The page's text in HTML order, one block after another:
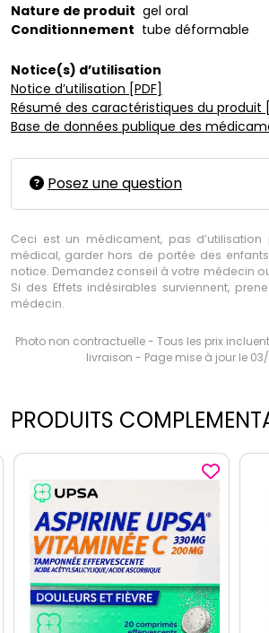
Nature de produit gel oral
Conditionnement tube déformable
Notice(s) d’utilisation
Notice d’utilisation [PDF]
Résumé des caractéristiques du produit
Base de données publique des
Posez une question
Ceci est un médicament, pas
médical, garder hors de portée des
notice. Demandez conseil à votre médecin
Si des Effets indésirables surviennent,
médecin.
Photo non contractuelle - Tous les prix
livraison - Page mise à jour le
PRODUITS